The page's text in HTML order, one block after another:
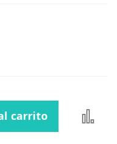
carrito
Añadir
para